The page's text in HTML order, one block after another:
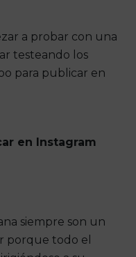
a probar con una
testeando los
para publicar en
siempre son un
porque todo el